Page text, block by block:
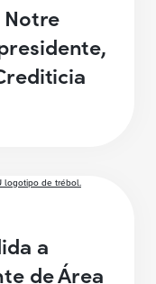
Notre
a
de Área